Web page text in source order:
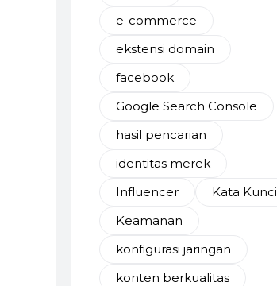
e-commerce
ekstensi domain
facebook
Google Search Console
hasil pencarian
identitas merek
Influencer
Kata Kunci
Keamanan
konfigurasi jaringan
konten berkualitas